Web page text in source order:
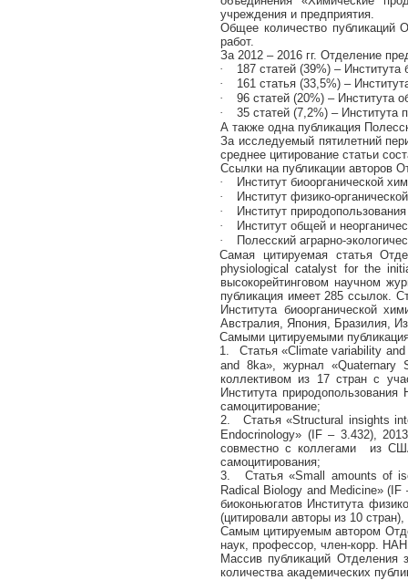
учреждения и предприятия.
Общее количество публикаций
работ.
За 2012 – 2016 гг. Отделение
·
187 статей (39%) –
·
161 статья (33,5%) –
·
96 статей (20%) – Института
·
35 статей (7,2%) –
А также одна публикация
За исследуемый пятилетний
среднее цитирование статьи
Ссылки на публикации авторов
·
Институт биоорганической
·
Институт физико-
·
Институт
·
Институт общей и
·
Полесский аграрно-
Самая
цитируемая статья
physiological catalyst for the
высокорейтинговом научном
публикация имеет 285 ссылок.
Института биоорганической
Австралия, Япония, Бразилия,
Самыми цитируемыми
1.
Статья «Climate variability and
and 8ka», журнал «Quaternary
коллективом из 17 стран с
Института
самоцитирование;
2.
Статья «Structural insights
Endocrinology» (IF– 3.432), 2013
совместно с коллегами из
самоцитирования;
3.
Статья «Small amounts of
Radical Biology and Medicine» ( IF
биоконьюгатов Института
(цитировали авторы из 10
Самым цитируемым автором
наук, профессор, член-корр.
Массив публикаций Отделения
количества академических